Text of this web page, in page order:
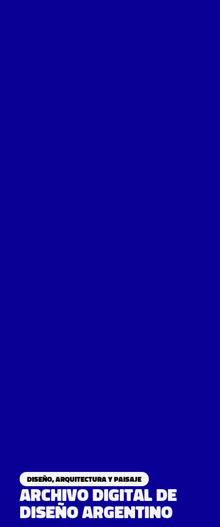
Diseño, arquitectura y paisaje
Archivo digital de
diseño argentino